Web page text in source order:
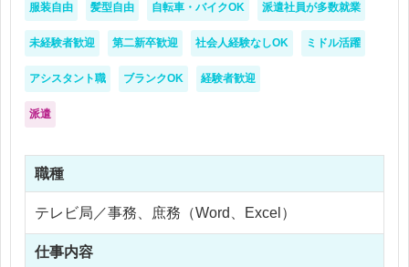
服装自由 髪型自由 自転車・バイクOK 派遣社員が多数就業
未経験者歓迎 第二新卒歓迎 社会人経験なしOK ミドル活躍
アシスタント職 ブランクOK 経験者歓迎
派遣
職種
テレビ局／事務、庶務（Word、Excel）
仕事内容